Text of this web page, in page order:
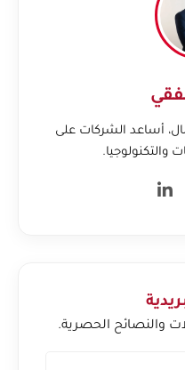
أساعد الشركات على
والتكنولوجيا.
والنصائح الحصرية.